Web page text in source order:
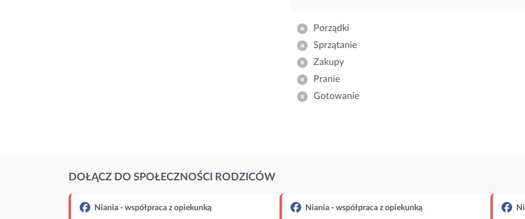
Porządki
Sprzątanie
Zakupy
Pranie
Gotowanie
DOŁĄCZ DO SPOŁECZNOŚCI RODZICÓW
Niania - współpraca z opiekunką
Niania - współpraca z opiekunką